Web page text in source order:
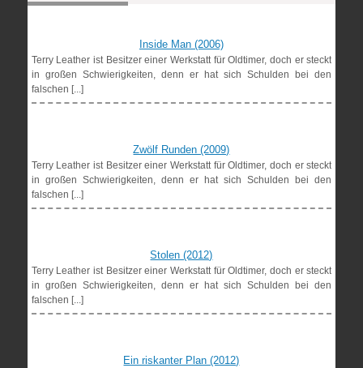
Inside Man (2006)
Terry Leather ist Besitzer einer Werkstatt für Oldtimer, doch er steckt
in großen Schwierigkeiten, denn er hat sich Schulden bei den
falschen [...]
Zwölf Runden (2009)
Terry Leather ist Besitzer einer Werkstatt für Oldtimer, doch er steckt
in großen Schwierigkeiten, denn er hat sich Schulden bei den
falschen [...]
Stolen (2012)
Terry Leather ist Besitzer einer Werkstatt für Oldtimer, doch er steckt
in großen Schwierigkeiten, denn er hat sich Schulden bei den
falschen [...]
Ein riskanter Plan (2012)